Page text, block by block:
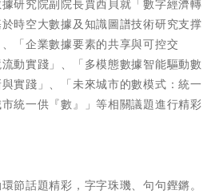
研究院副院長賈西貝就「數字經濟轉
時空大數據及知識圖譜技術研究支撑
「企業數據要素的共享與可控交
動實踐」、「多模態數據智能驅動數
實踐」、「未來城市的數模式：統一
統一供『數』」等相關議題進行精彩
節話題精彩，字字珠璣、句句鏗鏘。